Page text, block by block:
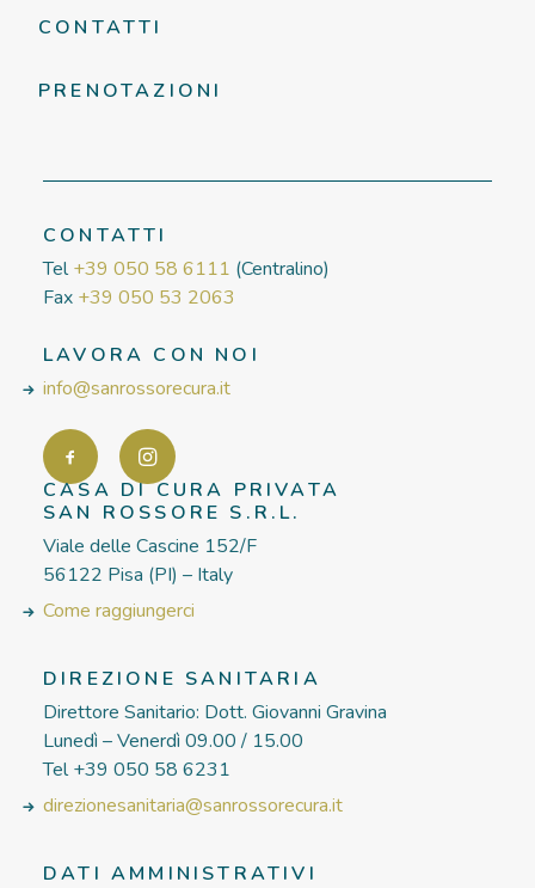
CONTATTI
PRENOTAZIONI
CONTATTI
Tel+39 050 58 6111 (Centralino)
Fax +39 050 53 2063
LAVORA CON NOI
info@sanrossorecura.it
CASA DI CURA PRIVATA
SAN ROSSORE S.R.L.
Viale delle Cascine 152/F
56122 Pisa (PI) – Italy
Come raggiungerci
DIREZIONE SANITARIA
Direttore Sanitario: Dott. Giovanni Gravina
Lunedì – Venerdì 09.00 / 15.00
Tel +39 050 58 6231
direzionesanitaria@sanrossorecura.it
DATI AMMINISTRATIVI